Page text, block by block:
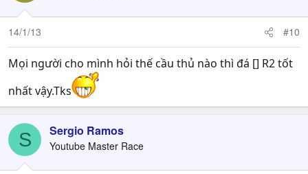
14/1/13 #10
Mọi người cho mình hỏi thế cầu thủ nào thì đá [] R2 tốt
nhất vậy.Tks
S Sergio Ramos
Youtube Master Race